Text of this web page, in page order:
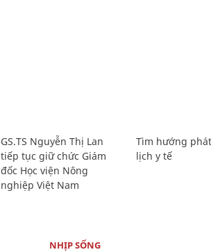
GS.TS Nguyễn Thị Lan
tiếp tục giữ chức Giám
đốc Học viện Nông
nghiệp Việt Nam
Tìm hướng
lịch y tế
NHỊP SỐNG